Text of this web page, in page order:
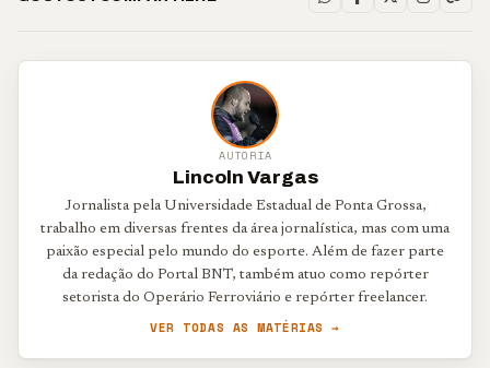
AUTORIA
Lincoln Vargas
Jornalista pela Universidade Estadual de Ponta Grossa,
trabalho em diversas frentes da área jornalística, mas com uma
paixão especial pelo mundo do esporte. Além de fazer parte
da redação do Portal BNT, também atuo como repórter
setorista do Operário Ferroviário e repórter freelancer.
VER TODAS AS MATÉRIAS →